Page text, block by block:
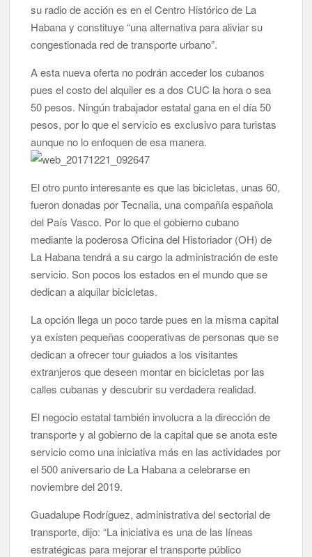
Alexander V. Molina
determinación de Amely
Sonrisas y Luz, cuando el amor de una madre se convierte en
esperanza para muchos
Rostros locales: Fátima Thompson, al servicio de una
comunidad más informada y segura
Rostros locales: Trabajo, constancia y oficio, la evolución de
Yuniel González
su radio de acción es en el Centro Histórico de La
Habana y constituye “una alternativa para aliviar su
congestionada red de transporte urbano”.
A esta nueva oferta no podrán acceder los cubanos
pues el costo del alquiler es a dos CUC la hora o sea
50 pesos. Ningún trabajador estatal gana en el día 50
pesos, por lo que el servicio es exclusivo para turistas
aunque no lo enfoquen de esa manera.
El otro punto interesante es que las bicicletas, unas 60,
fueron donadas por Tecnalia, una compañía española
del País Vasco. Por lo que el gobierno cubano
mediante la poderosa Oficina del Historiador (OH) de
La Habana tendrá a su cargo la administración de este
servicio. Son pocos los estados en el mundo que se
dedican a alquilar bicicletas.
La opción llega un poco tarde pues en la misma capital
ya existen pequeñas cooperativas de personas que se
dedican a ofrecer tour guiados a los visitantes
extranjeros que deseen montar en bicicletas por las
calles cubanas y descubrir su verdadera realidad.
El negocio estatal también involucra a la dirección de
transporte y al gobierno de la capital que se anota este
servicio como una iniciativa más en las actividades por
el 500 aniversario de La Habana a celebrarse en
noviembre del 2019.
Guadalupe Rodríguez, administrativa del sectorial de
transporte, dijo: “La iniciativa es una de las líneas
estratégicas para mejorar el transporte público